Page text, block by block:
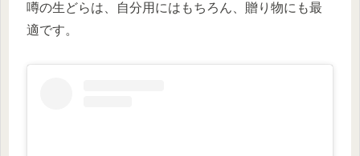
噂の生どらは、自分用にはもちろん、贈り物にも最
適です。